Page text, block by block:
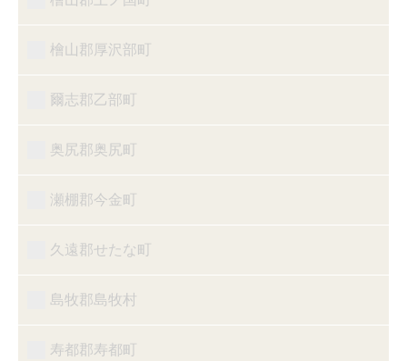
檜山郡厚沢部町
爾志郡乙部町
奥尻郡奥尻町
瀬棚郡今金町
久遠郡せたな町
島牧郡島牧村
寿都郡寿都町